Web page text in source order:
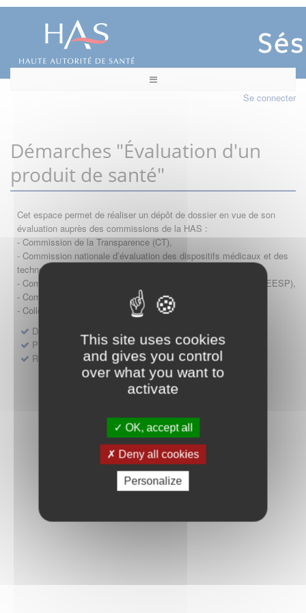
This site uses cookies
and gives you control
over what you want to
activate
OK, accept all
Deny all cookies
Personalize
Se connecter
Démarches "Évaluation d'un
produit de santé"
Cet espace permet de réaliser un dépôt de dossier en vue de son
évaluation auprès des commissions de la HAS :
- Commission de la Transparence (CT),
- Commission nationale d’évaluation des dispositifs médicaux et des
technologies de santé (CNEDiMTS),
- Commission d'évaluation économique et de santé publique (CEESP),
- Commission technique des vaccinations (CTV)
- Collège HAS (Forfait innovation : DM, DM-DIV, actes)
Dépôt d'un dossier pour un produit de santé
Protocoles d'études post-inscription
Rencontres précoces